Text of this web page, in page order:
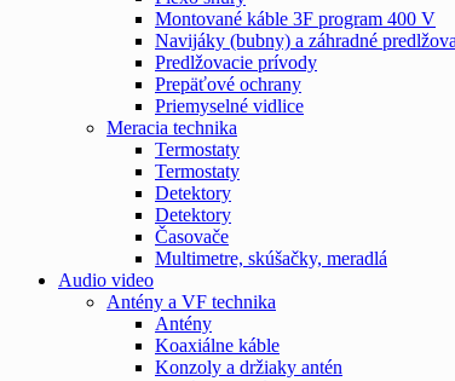
Montované káble 3F program 400 V
Navijáky (bubny) a záhradné
Predlžovacie prívody
Prepäťové ochrany
Priemyselné vidlice
Meracia technika
Termostaty
Termostaty
Detektory
Detektory
Časovače
Multimetre, skúšačky, meradlá
Audio video
Antény a VF technika
Antény
Koaxiálne káble
Konzoly a držiaky antén